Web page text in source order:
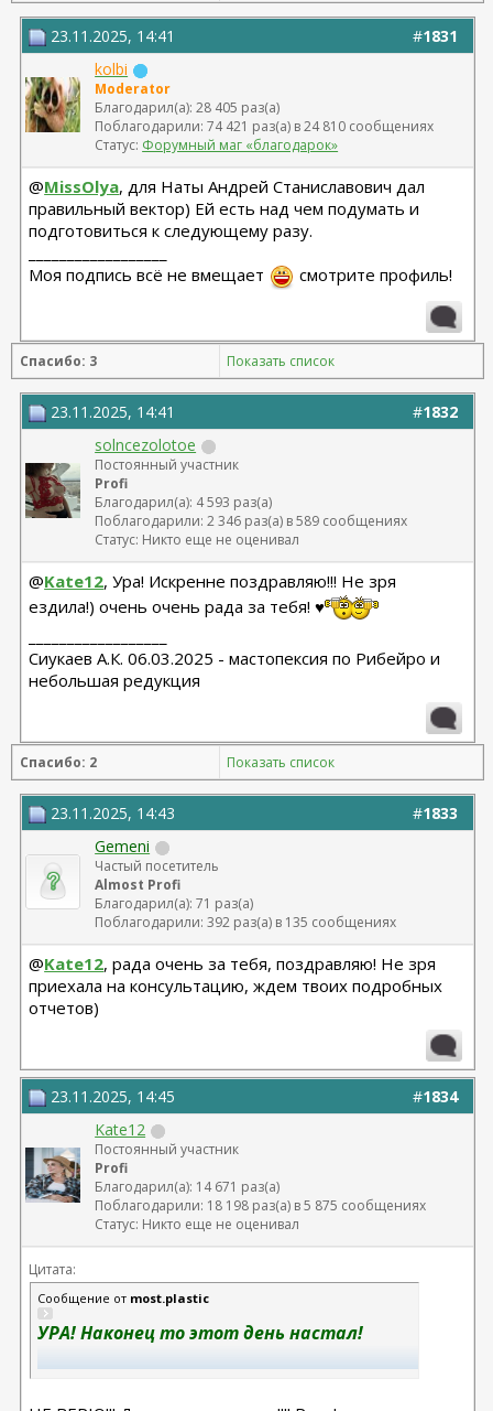
#1831
23.11.2025, 14:41
kolbi
Moderator
Благодарил(а): 28 405 раз(а)
Поблагодарили: 74 421 раз(а) в 24 810 сообщениях
Статус: Форумный маг «благодарок»
@MissOlya, для Наты Андрей Станиславович дал
правильный вектор) Ей есть над чем подумать и
подготовиться к следующему разу.
Моя подпись всё не вмещает
смотрите профиль!
Спасибо: 3 Показать список
#1832
23.11.2025, 14:41
solncezolotoe
Постоянный участник
Profi
Благодарил(а): 4 593 раз(а)
Поблагодарили: 2 346 раз(а) в 589 сообщениях
Статус: Никто еще не оценивал
@Kate12, Ура! Искренне поздравляю!!! Не зря
ездила!) очень очень рада за тебя! ♥️
Сиукаев А.К. 06.03.2025 - мастопексия по Рибейро и
небольшая редукция
Спасибо: 2 Показать список
#1833
23.11.2025, 14:43
Gemeni
Частый посетитель
Almost Profi
Благодарил(а): 71 раз(а)
Поблагодарили: 392 раз(а) в 135 сообщениях
@Kate12, рада очень за тебя, поздравляю! Не зря
приехала на консультацию, ждем твоих подробных
отчетов)
#1834
23.11.2025, 14:45
Kate12
Постоянный участник
Profi
Благодарил(а): 14 671 раз(а)
Поблагодарили: 18 198 раз(а) в 5 875 сообщениях
Статус: Никто еще не оценивал
Цитата:
Сообщение от most.plastic
УРА! Наконец то этот день настал!
бьютификации лица от доктора